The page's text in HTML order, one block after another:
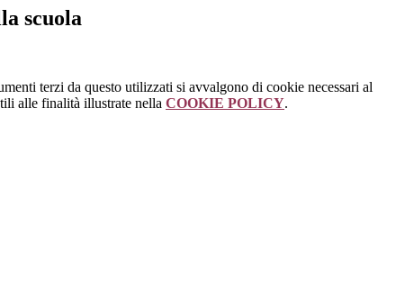
scuola
terzi da questo utilizzati si avvalgono di cookie necessari al
alle finalità illustrate nella COOKIE POLICY.